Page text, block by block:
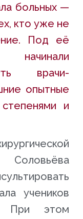
больных —
кто уже не
Под её
врачи-
опытные
и
учеников
При этом